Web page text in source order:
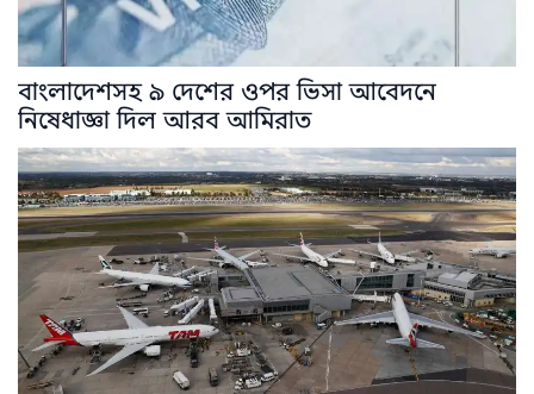
বাংলাদেশসহ ৯ দেশের ওপর ভিসা আবেদনে
নিষেধাজ্ঞা দিল আরব আমিরাত